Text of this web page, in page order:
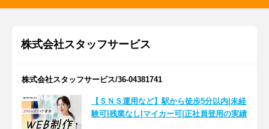
株式会社スタッフサービス
株式会社スタッフサービス/36-04381741
【ＳＮＳ運用など】駅から徒歩5分以内|未経
験可|残業なし|マイカー可|正社員登用の実績